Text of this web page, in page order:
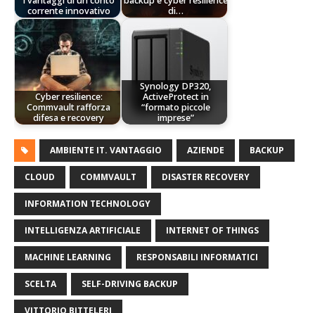
corrente innovativo
di…
Cyber resilience:
Commvault rafforza
difesa e recovery
Synology DP320,
ActiveProtect in
“formato piccole
imprese”
AMBIENTE IT. VANTAGGIO AZIENDE BACKUP
CLOUD COMMVAULT DISASTER RECOVERY
INFORMATION TECHNOLOGY
INTELLIGENZA ARTIFICIALE INTERNET OF THINGS
MACHINE LEARNING RESPONSABILI INFORMATICI
SCELTA SELF-DRIVING BACKUP
VITTORIO BITTELERI